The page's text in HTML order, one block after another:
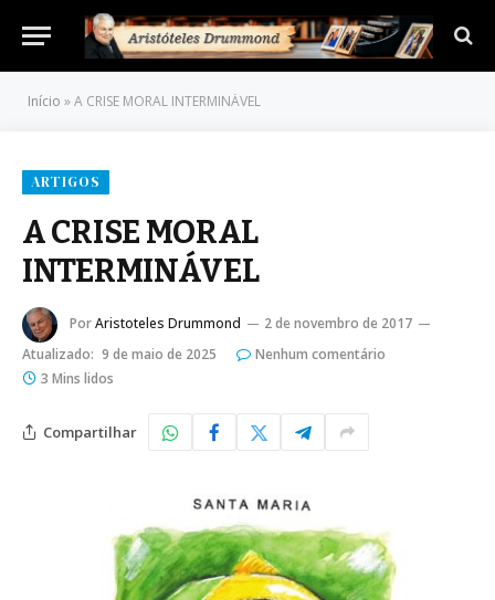
Início »A CRISE MORAL INTERMINÁVEL
ARTIGOS
A CRISE MORAL
INTERMINÁVEL
PorAristoteles Drummond
2 de novembro de 2017
Atualizado: 9 de maio de 2025
Nenhum comentário
3 Mins lidos
Compartilhar